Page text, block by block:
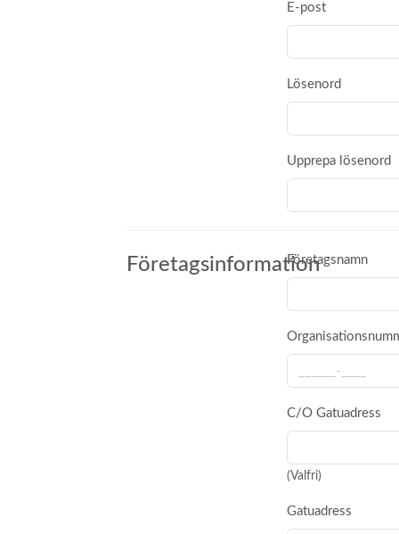
E-post
Lösenord
Upprepa lösenord
FöretagsinformationFöretagsnamn
C/O Gatuadress
(Valfri)
Gatuadress